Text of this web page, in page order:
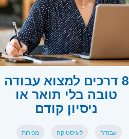
8 דרכים למצוא עבודה
טובה בלי תואר או
ניסיון קודם
עבודה לוגיסטיקה מכירות